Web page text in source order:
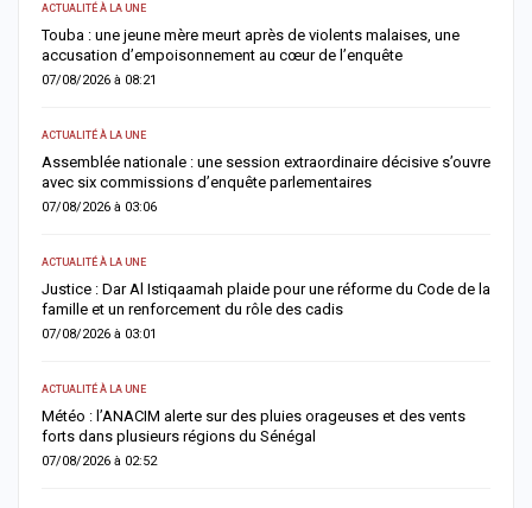
ACTUALITÉ À LA UNE
Touba : une jeune mère meurt après de violents malaises, une
accusation d’empoisonnement au cœur de l’enquête
07/08/2026 à 08:21
ACTUALITÉ À LA UNE
Assemblée nationale : une session extraordinaire décisive s’ouvre
avec six commissions d’enquête parlementaires
07/08/2026 à 03:06
ACTUALITÉ À LA UNE
Justice : Dar Al Istiqaamah plaide pour une réforme du Code de la
famille et un renforcement du rôle des cadis
07/08/2026 à 03:01
ACTUALITÉ À LA UNE
Météo : l’ANACIM alerte sur des pluies orageuses et des vents
forts dans plusieurs régions du Sénégal
07/08/2026 à 02:52